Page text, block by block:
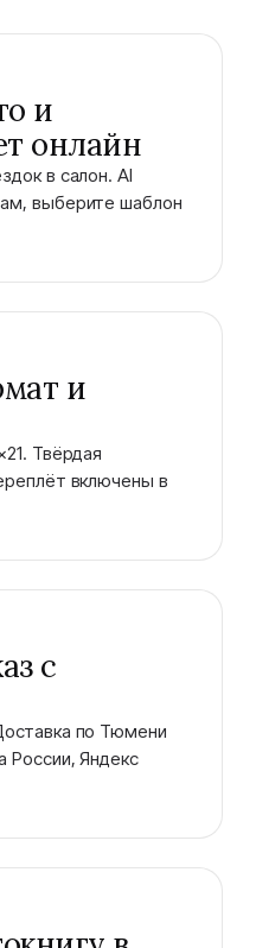
и
онлайн
в салон. AI
выберите шаблон
и
Твёрдая
включены в
с
по Тюмени
Яндекс